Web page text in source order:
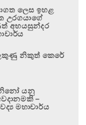
ලෙස ඉහළ
උරගයාගේ
අභයසුන්දර
නිකුත් කෙරේ
නිනෝ යනු
–
මහාචාර්ය